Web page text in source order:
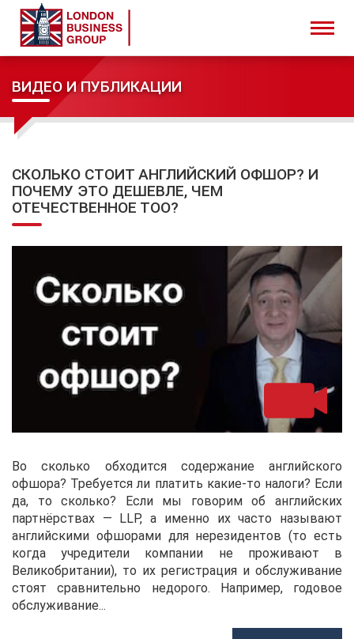
ВИДЕО И ПУБЛИКАЦИИ
СКОЛЬКО СТОИТ АНГЛИЙСКИЙ ОФШОР? И
ПОЧЕМУ ЭТО ДЕШЕВЛЕ, ЧЕМ
ОТЕЧЕСТВЕННОЕ ТОО?
Во сколько обходится содержание английского
офшора? Требуется ли платить какие-то налоги? Если
да, то сколько? Если мы говорим об английских
партнёрствах — LLP, а именно их часто называют
английскими офшорами для нерезидентов (то есть
когда учредители компании не проживают в
Великобритании), то их регистрация и обслуживание
стоят сравнительно недорого. Например, годовое
обслуживание...